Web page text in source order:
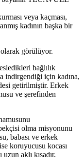
veya kaçması,
kadının başka bir
görülüyor.
bağlılık
indirgendiği için kadına,
getirilmiştir. Erkek
ve şerefinden
olma misyonunu
babası ve erkek
koruyucusu kocası
aklı kısadır.